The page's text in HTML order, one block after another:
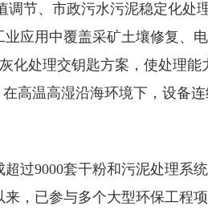
节、市政污水污泥稳定化处
应用中覆盖采矿土壤修复、
化处理交钥匙方案，使处理能
高温高湿沿海环境下，设备
过9000套干粉和污泥处理系
，已参与多个大型环保工程项